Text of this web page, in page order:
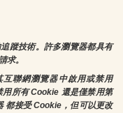
蹤技術。許多瀏覽器都具有
求。
聯網瀏覽器中啟用或禁用
所有 Cookie 還是僅禁用第
都接受 Cookie，但可以更改